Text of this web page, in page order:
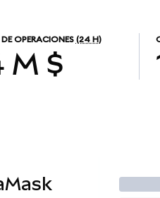
OPERACIONES (24 H)
M $